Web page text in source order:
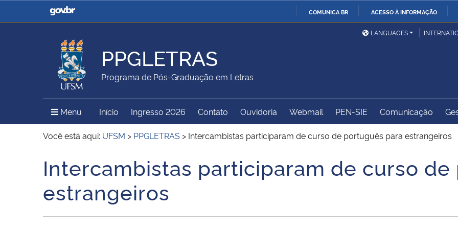
COMUNICA BR ACESSO À INFORMAÇÃO
Casa Civil
Ministério da Justiça e
Ministério da Defesa
Ministério das Relações
Exteriores
Ministério da Agricultura,
Pecuária e Abastecimento
Ministério da Educação
Ministério do Meio Ambiente Ministério do Turismo
Ministério do
Desenvolvimento Regional
Controladoria-Geral da
União
Secretaria de Governo
Gabinete de Segurança
Institucional
Advocacia-Geral da União Banco Central do Brasil
LANGUAGES
PPGLETRAS
Programa de Pós-Graduação em Letras
Menu Menu Principal do Sítio
Início Ingresso 2026 Contato Ouvidoria Webmail PEN-SIE Comunicação
Você está aqui: UFSM > PPGLETRAS > Intercambistas participaram de curso de português para estrangeiros
Início do conteúdo
Intercambistas participaram de curso
estrangeiros